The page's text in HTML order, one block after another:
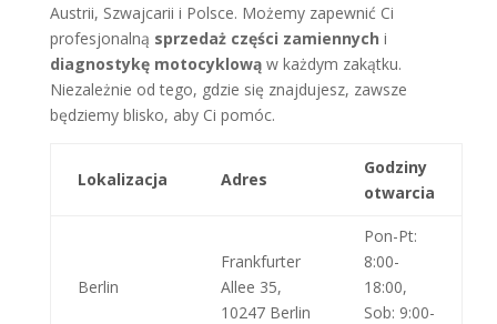
Austrii, Szwajcarii i Polsce. Możemy zapewnić Ci
profesjonalną sprzedaż części zamiennych i
diagnostykę motocyklowąw każdym zakątku.
Niezależnie od tego, gdzie się znajdujesz, zawsze
będziemy blisko, aby Ci pomóc.
Lokalizacja Adres
Godziny
otwarcia
Berlin
Frankfurter
Allee 35,
10247 Berlin
Pon-Pt:
8:00-
18:00,
Sob: 9:00-